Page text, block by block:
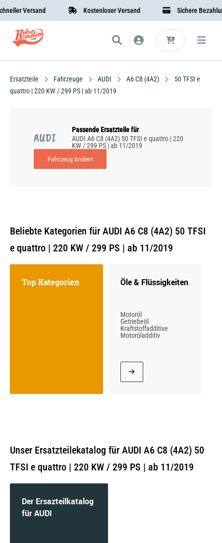
Versand Kostenloser Versand Sichere Bezahlung
Ersatzteile Fahrzeuge AUDI A6 C8 (4A2)
50 TFSI e
quattro | 220 KW / 299 PS | ab 11/2019
AUDI
Passende Ersatzteile für
AUDI A6 C8 (4A2) 50 TFSI e quattro | 220
KW / 299 PS | ab 11/2019
Fahrzeug ändern
Beliebte Kategorien für AUDI A6 C8 (4A2) 50 TFSI
e quattro | 220 KW / 299 PS | ab 11/2019
Top Kategorien Öle & Flüssigkeiten
Motoröl
Getriebeöl
Kraftstoffadditive
Motoröladditiv
Unser Ersatzteilekatalog für AUDI A6 C8 (4A2) 50
TFSI e quattro | 220 KW / 299 PS | ab 11/2019
Der Ersazteilkatalog
für AUDI